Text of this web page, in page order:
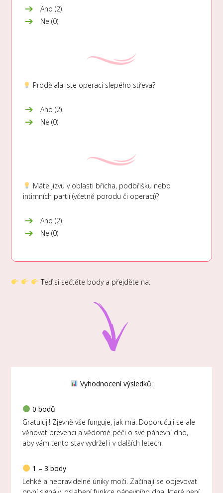
Ano (2)
Ne (0)
Prodělala jste operaci slepého střeva?
Ano (2)
Ne (0)
Máte jizvu v oblasti břicha, podbřišku nebo
intimních partií (včetně porodu či operací)?
Ano (2)
Ne (0)
Teď si sečtěte body a přejděte na:
Vyhodnocení výsledků:
0 bodů
Gratuluji! Zjevně vše funguje, jak má. Doporučuji se ale
věnovat prevenci a vědomé péči o své pánevní dno,
aby vám tento stav vydržel i v dalších letech.
1 – 3 body
Lehké a nepravidelné úniky moči. Začínají se objevovat